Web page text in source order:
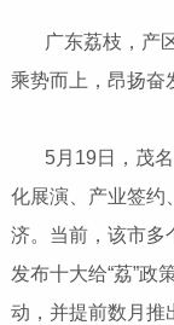
广东荔枝，产区
乘势而上，昂扬奋
5月19日，茂名
化展演、产业签约
济。当前，该市多
发布十大给“荔”政
动，并提前数月推